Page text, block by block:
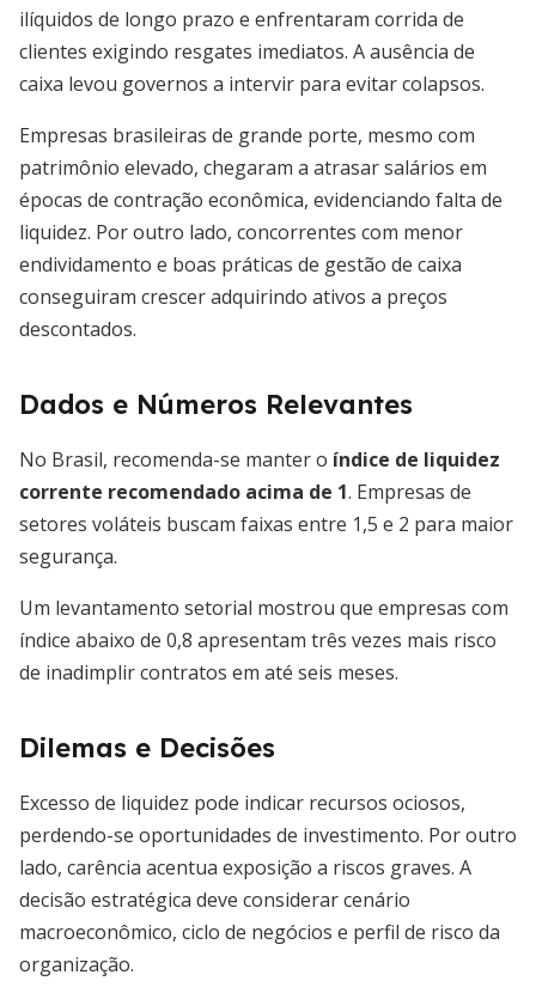
ilíquidos de longo prazo e enfrentaram corrida de
clientes exigindo resgates imediatos. A ausência de
caixa levou governos a intervir para evitar colapsos.
Empresas brasileiras de grande porte, mesmo com
patrimônio elevado, chegaram a atrasar salários em
épocas de contração econômica, evidenciando falta de
liquidez. Por outro lado, concorrentes com menor
endividamento e boas práticas de gestão de caixa
conseguiram crescer adquirindo ativos a preços
descontados.
Dados e Números Relevantes
No Brasil, recomenda-se manter o índice de liquidez
corrente recomendado acima de 1. Empresas de
setores voláteis buscam faixas entre 1,5 e 2 para maior
segurança.
Um levantamento setorial mostrou que empresas com
índice abaixo de 0,8 apresentam três vezes mais risco
de inadimplir contratos em até seis meses.
Dilemas e Decisões
Excesso de liquidez pode indicar recursos ociosos,
perdendo-se oportunidades de investimento. Por outro
lado, carência acentua exposição a riscos graves. A
decisão estratégica deve considerar cenário
macroeconômico, ciclo de negócios e perfil de risco da
organização.